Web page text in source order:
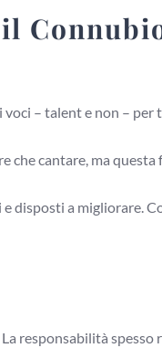
– talent e non –
che cantare, ma
a migliorare.
responsabilità